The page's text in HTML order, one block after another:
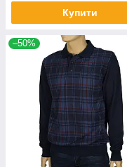
Купити
–50%